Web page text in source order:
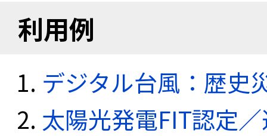
利用例
デジタル台風：歴史
太陽光発電FIT認定